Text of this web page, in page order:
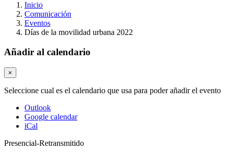
Inicio
Comunicación
Eventos
Días de la movilidad urbana 2022
Añadir al calendario
×
Seleccione cual es el calendario que usa para poder añadir el evento
Outlook
Google calendar
iCal
Presencial-Retransmitido